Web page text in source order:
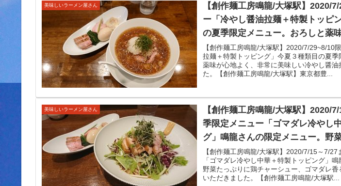
美味しいラーメン屋さん
【創作麺工房鳴龍/大塚駅】2020/
ー「冷やし醤油拉麺＋特製トッピ
の夏季限定メニュー。おろしと薬
に美味しい冷やし醤油拉麺をいた
【創作麺工房鳴龍/大塚駅】2020/7/29~8/10
拉麺＋特製トッピング」今夏３種類目の夏季
薬味が心地よく、非常に美味しい冷やし醤油
た。【創作麺工房鳴龍/大塚駅】東京都豊...
美味しいラーメン屋さん
【創作麺工房鳴龍/大塚駅】2020/
季限定メニュー「ゴマダレ冷やし
グ」鳴龍さんの限定メニュー。野
ーシュー、ゴマダレ香る美味しい
きました。
【創作麺工房鳴龍/大塚駅】2020/7/15～7/
「ゴマダレ冷やし中華＋特製トッピング」鳴
野菜たっぷりに鶏チャーシュー、ゴマダレ
いただきました。【創作麺工房鳴龍/大塚駅...